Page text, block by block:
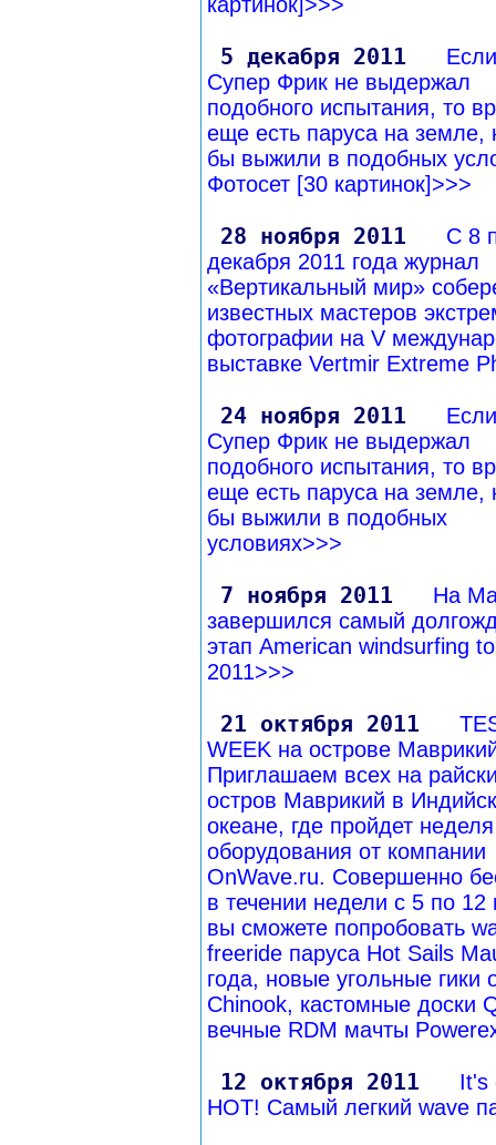
5 декабря 2011
Супер Фрик не выдержал
подобного испытания, то
еще есть паруса на земле,
бы выжили в подобных
Фотосет [30 картинок]>>>
28 ноября 2011
С 8
декабря 2011 года журнал
«Вертикальный мир»
известных мастеров
фотографии на V
выставке Vertmir Extreme
24 ноября 2011
Супер Фрик не выдержал
подобного испытания, то
еще есть паруса на земле,
бы выжили в подобных
условиях>>>
7 ноября 2011
На
завершился самый
этап American windsurfing
2011>>>
21 октября 2011
WEEK на острове
Приглашаем всех на
остров Маврикий в
океане, где пройдет
оборудования от компании
OnWave.ru. Совершенно
в течении недели с 5 по 12
вы сможете попробовать
freeride паруса Hot Sails
года, новые угольные гики
Chinook, кастомные доски
вечные RDM мачты
12 октября 2011
It's
HOT! Самый легкий wave